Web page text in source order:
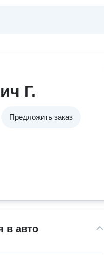
Г.
Предложить заказ
в авто